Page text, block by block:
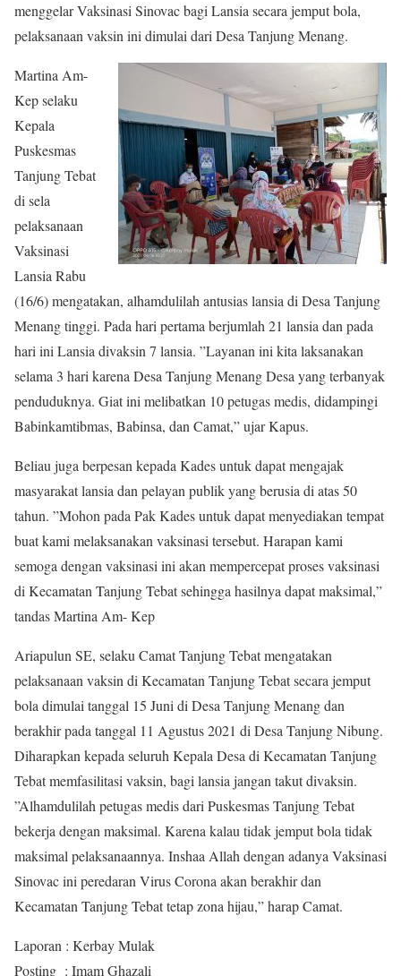
menggelar Vaksinasi Sinovac bagi Lansia secara jemput bola,
pelaksanaan vaksin ini dimulai dari Desa Tanjung Menang.
Martina Am-
Kep selaku
Kepala
Puskesmas
Tanjung Tebat
di sela
pelaksanaan
Vaksinasi
Lansia Rabu
(16/6) mengatakan, alhamdulilah antusias lansia di Desa Tanjung
Menang tinggi. Pada hari pertama berjumlah 21 lansia dan pada
hari ini Lansia divaksin 7 lansia. ”Layanan ini kita laksanakan
selama 3 hari karena Desa Tanjung Menang Desa yang terbanyak
penduduknya. Giat ini melibatkan 10 petugas medis, didampingi
Babinkamtibmas, Babinsa, dan Camat,” ujar Kapus.
Beliau juga berpesan kepada Kades untuk dapat mengajak
masyarakat lansia dan pelayan publik yang berusia di atas 50
tahun. ”Mohon pada Pak Kades untuk dapat menyediakan tempat
buat kami melaksanakan vaksinasi tersebut. Harapan kami
semoga dengan vaksinasi ini akan mempercepat proses vaksinasi
di Kecamatan Tanjung Tebat sehingga hasilnya dapat maksimal,”
tandas Martina Am- Kep
Ariapulun SE, selaku Camat Tanjung Tebat mengatakan
pelaksanaan vaksin di Kecamatan Tanjung Tebat secara jemput
bola dimulai tanggal 15 Juni di Desa Tanjung Menang dan
berakhir pada tanggal 11 Agustus 2021 di Desa Tanjung Nibung.
Diharapkan kepada seluruh Kepala Desa di Kecamatan Tanjung
Tebat memfasilitasi vaksin, bagi lansia jangan takut divaksin.
”Alhamdulilah petugas medis dari Puskesmas Tanjung Tebat
bekerja dengan maksimal. Karena kalau tidak jemput bola tidak
maksimal pelaksanaannya. Inshaa Allah dengan adanya Vaksinasi
Sinovac ini peredaran Virus Corona akan berakhir dan
Kecamatan Tanjung Tebat tetap zona hijau,” harap Camat.
Laporan : Kerbay Mulak
Posting : Imam Ghazali